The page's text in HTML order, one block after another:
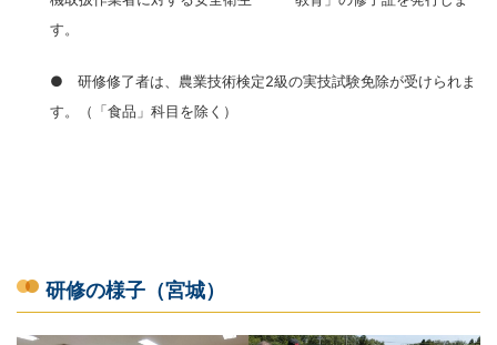
す。
● 研修修了者は、農業技術検定2級の実技試験免除が受けられま
す。（「食品」科目を除く）
研修の様子（宮城）